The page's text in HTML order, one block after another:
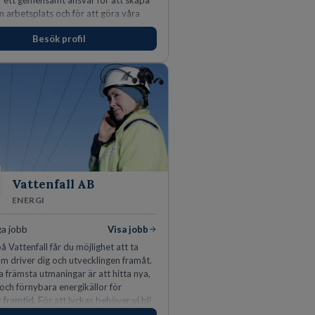
arbetsplats och för att göra våra
Som medarbetare hos oss
visa engagemang, öppenhet,
respekt.
Besök profil
Vattenfall AB
ENERGI
jobb
Visa jobb
Vattenfall får du möjlighet att ta
driver dig och utvecklingen framåt.
främsta utmaningar är att hitta nya,
förnybara energikällor för
framtid. För att lyckas behöver vi bli